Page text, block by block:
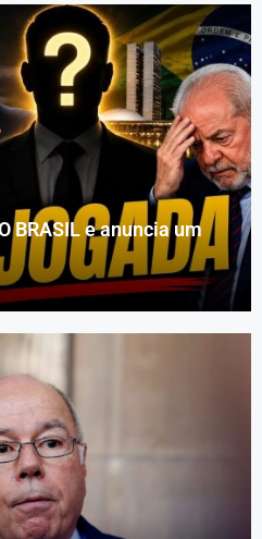
BRASIL e anuncia um